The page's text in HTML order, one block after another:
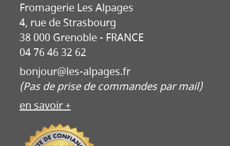
Fromagerie Les Alpages
4, rue de Strasbourg
38 000 Grenoble - FRANCE
04 76 46 32 62
bonjour@les-alpages.fr
(Pas de prise de commandes par mail)
en savoir +